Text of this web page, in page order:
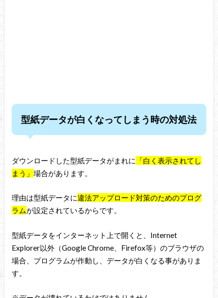
型紙データが白くなってしまう時の対処法
ダウンロードした型紙データがまれに 「白く表示されてし
まう」 場合があります。
理由は型紙データに違法アップロード対策のためのプログ
ラムが設定されているからです。
型紙データをインターネット上で開くと、Internet
Explorer以外（Google Chrome、Firefox等）のブラウザの
場合、プログラムが作動し、データが白くなる事がありま
す。